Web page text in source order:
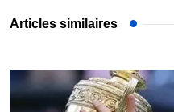
Articles similaires